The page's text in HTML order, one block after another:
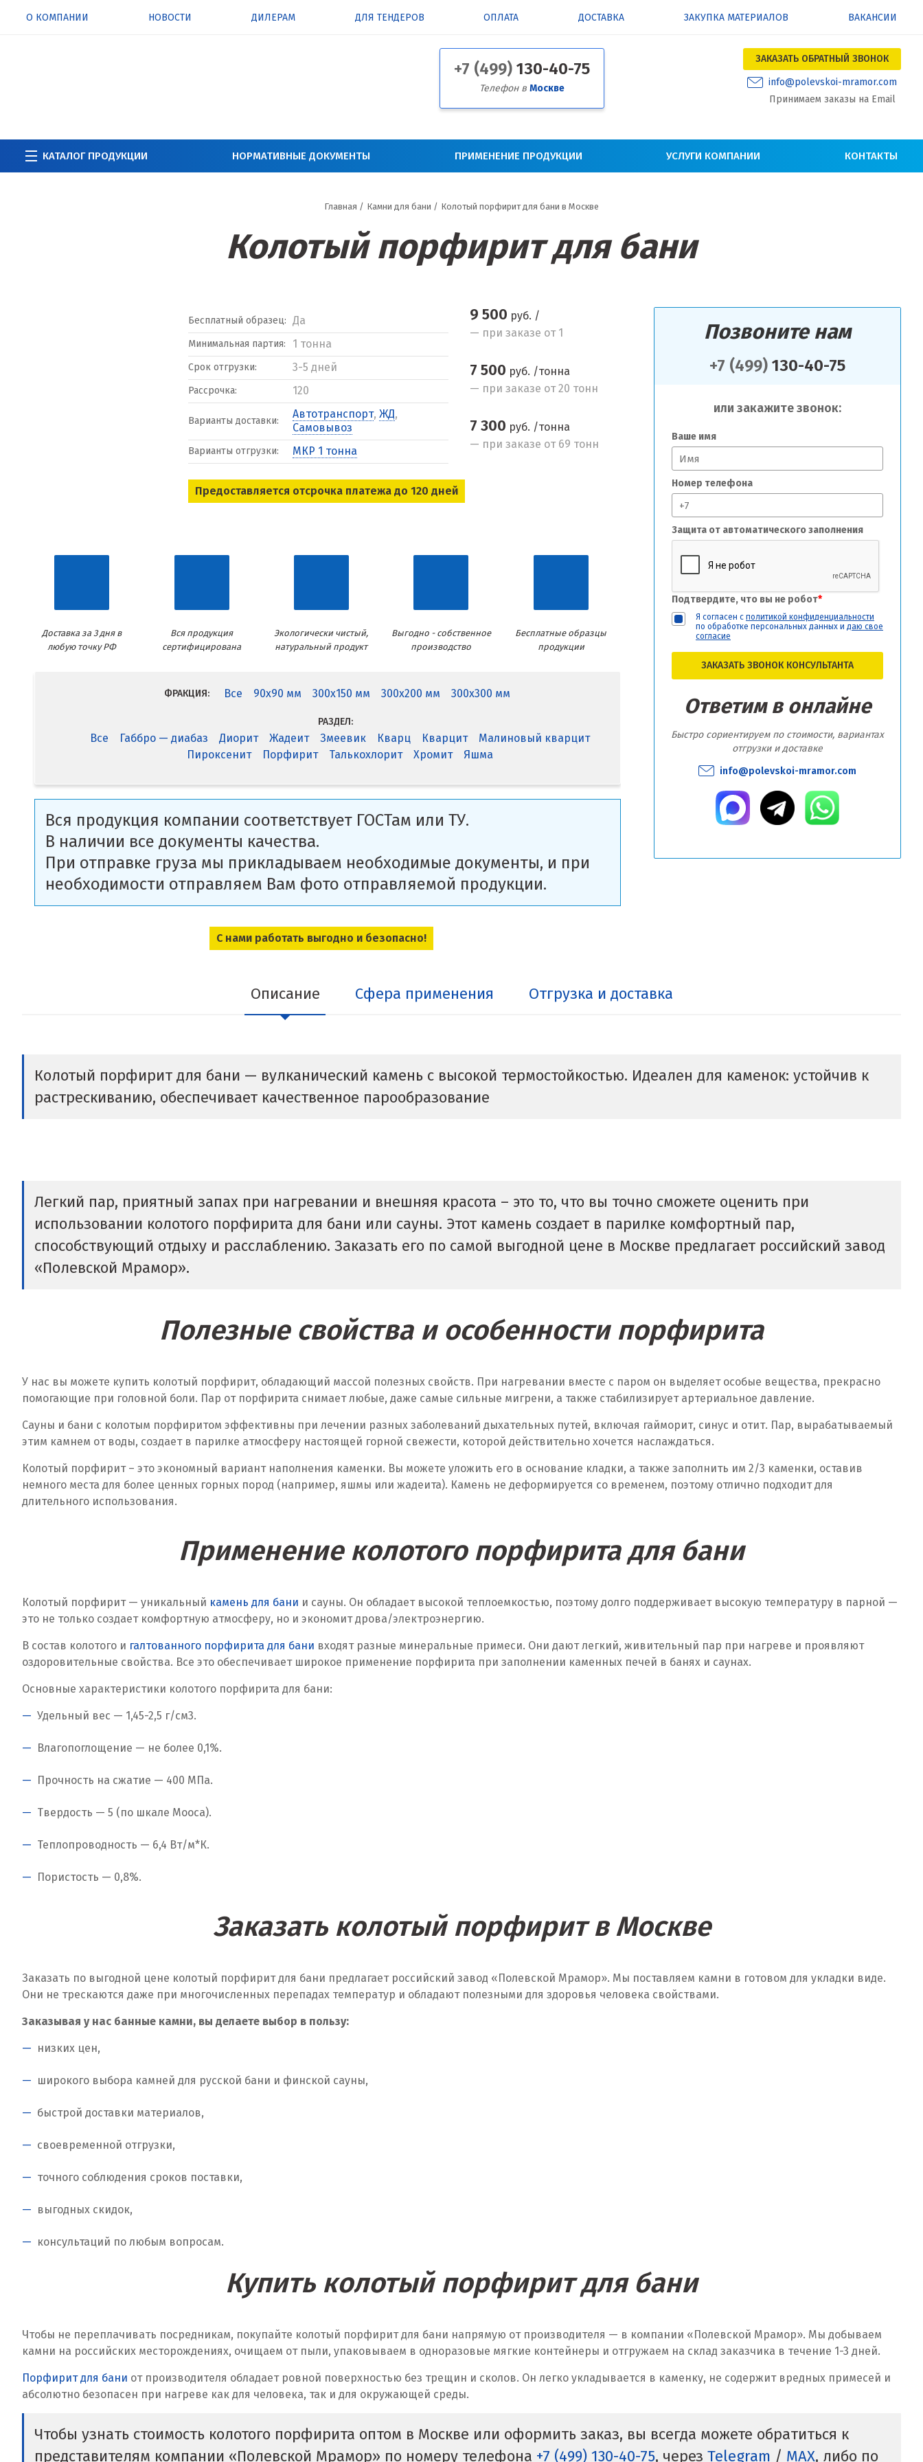
О КОМПАНИИ НОВОСТИ ДИЛЕРАМ ДЛЯ ТЕНДЕРОВ ОПЛАТА ДОСТАВКА ЗАКУПКА МАТЕРИАЛОВ ВАКАНСИИ
+7 (499) 130-40-75
Телефон в Москве
ЗАКАЗАТЬ ОБРАТНЫЙ ЗВОНОК
info@polevskoi-mramor.com
Принимаем заказы на Email
КАТАЛОГ ПРОДУКЦИИ НОРМАТИВНЫЕ ДОКУМЕНТЫ ПРИМЕНЕНИЕ ПРОДУКЦИИ УСЛУГИ КОМПАНИИ КОНТАКТЫ
Главная / Камни для бани / Колотый порфирит для бани в Москве
Колотый порфирит для бани
Позвоните нам
+7 (499) 130-40-75
или закажите звонок:
Ваше имя
Номер телефона
Защита от автоматического заполнения
Подтвердите, что вы не робот*
Я согласен с политикой конфиденциальности
по обработке персональных данных и даю свое
согласие
ЗАКАЗАТЬ ЗВОНОК КОНСУЛЬТАНТА
Ответим в онлайне
Быстро сориентируем по стоимости, вариантах
отгрузки и доставке
info@polevskoi-mramor.com
Бесплатный образец: Да
Минимальная партия: 1 тонна
Срок отгрузки: 3-5 дней
Рассрочка: 120
Варианты доставки:
Автотранспорт, ЖД,
Самовывоз
Варианты отгрузки: МКР 1 тонна
Предоставляется отсрочка платежа до 120 дней
9 500 руб. /
— при заказе от 1
7 500 руб. /тонна
— при заказе от 20 тонн
7 300 руб. /тонна
— при заказе от 69 тонн
Доставка за 3 дня в
любую точку РФ
Вся продукция
сертифицирована
Экологически чистый,
натуральный продукт
Выгодно - собственное
производство
Бесплатные образцы
продукции
ФРАКЦИЯ: Все 90x90 мм 300x150 мм 300x200 мм 300x300 мм
РАЗДЕЛ:
Все Габбро — диабаз Диорит Жадеит Змеевик Кварц Кварцит
Малиновый кварцит
Пироксенит
Порфирит Талькохлорит Хромит Яшма
Вся продукция компании соответствует ГОСТам или ТУ.
В наличии все документы качества.
При отправке груза мы прикладываем необходимые документы, и при
необходимости отправляем Вам фото отправляемой продукции.
С нами работать выгодно и безопасно!
Описание Сфера применения Отгрузка и доставка
Колотый порфирит для бани — вулканический камень с высокой термостойкостью. Идеален для каменок: устойчив к
растрескиванию, обеспечивает качественное парообразование
Легкий пар, приятный запах при нагревании и внешняя красота – это то, что вы точно сможете оценить при
использовании колотого порфирита для бани или сауны. Этот камень создает в парилке комфортный пар,
способствующий отдыху и расслаблению. Заказать его по самой выгодной цене в Москве предлагает российский завод
«Полевской Мрамор».
Полезные свойства и особенности порфирита
У нас вы можете купить колотый порфирит, обладающий массой полезных свойств. При нагревании вместе с паром он выделяет особые вещества, прекрасно
помогающие при головной боли. Пар от порфирита снимает любые, даже самые сильные мигрени, а также стабилизирует артериальное давление.
Сауны и бани с колотым порфиритом эффективны при лечении разных заболеваний дыхательных путей, включая гайморит, синус и отит. Пар, вырабатываемый
этим камнем от воды, создает в парилке атмосферу настоящей горной свежести, которой действительно хочется наслаждаться.
Колотый порфирит – это экономный вариант наполнения каменки. Вы можете уложить его в основание кладки, а также заполнить им 2/3 каменки, оставив
немного места для более ценных горных пород (например, яшмы или жадеита). Камень не деформируется со временем, поэтому отлично подходит для
длительного использования.
Применение колотого порфирита для бани
Колотый порфирит — уникальный камень для бани и сауны. Он обладает высокой теплоемкостью, поэтому долго поддерживает высокую температуру в парной —
это не только создает комфортную атмосферу, но и экономит дрова/электроэнергию.
В состав колотого и галтованного порфирита для бани входят разные минеральные примеси. Они дают легкий, живительный пар при нагреве и проявляют
оздоровительные свойства. Все это обеспечивает широкое применение порфирита при заполнении каменных печей в банях и саунах.
Основные характеристики колотого порфирита для бани:
Удельный вес — 1,45-2,5 г/см3.
Влагопоглощение — не более 0,1%.
Прочность на сжатие — 400 МПа.
Твердость — 5 (по шкале Мооса).
Теплопроводность — 6,4 Вт/м*К.
Пористость — 0,8%.
Заказать колотый порфирит в Москве
Заказать по выгодной цене колотый порфирит для бани предлагает российский завод «Полевской Мрамор». Мы поставляем камни в готовом для укладки виде.
Они не трескаются даже при многочисленных перепадах температур и обладают полезными для здоровья человека свойствами.
Заказывая у нас банные камни, вы делаете выбор в пользу:
низких цен,
широкого выбора камней для русской бани и финской сауны,
быстрой доставки материалов,
своевременной отгрузки,
точного соблюдения сроков поставки,
выгодных скидок,
консультаций по любым вопросам.
Купить колотый порфирит для бани
Чтобы не переплачивать посредникам, покупайте колотый порфирит для бани напрямую от производителя — в компании «Полевской Мрамор». Мы добываем
камни на российских месторождениях, очищаем от пыли, упаковываем в одноразовые мягкие контейнеры и отгружаем на склад заказчика в течение 1-3 дней.
Порфирит для бани от производителя обладает ровной поверхностью без трещин и сколов. Он легко укладывается в каменку, не содержит вредных примесей и
абсолютно безопасен при нагреве как для человека, так и для окружающей среды.
Чтобы узнать стоимость колотого порфирита оптом в Москве или оформить заказ, вы всегда можете обратиться к
представителям компании «Полевской Мрамор» по номеру телефона +7 (499) 130-40-75, через Telegram / MAX, либо по